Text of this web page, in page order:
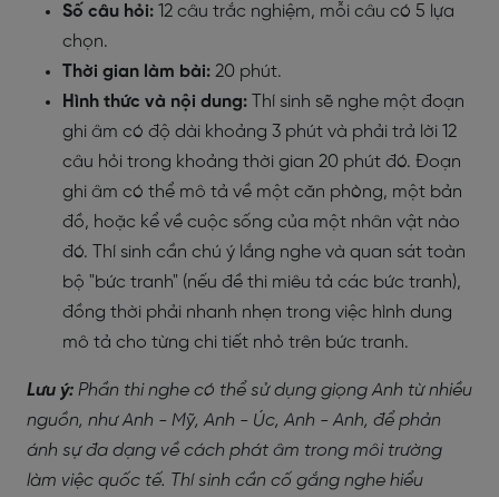
Số câu hỏi: 12 câu trắc nghiệm, mỗi câu có 5 lựa
chọn.
Thời gian làm bài: 20 phút.
Hình thức và nội dung:
Thí sinh sẽ nghe một đoạn
ghi âm có độ dài khoảng 3 phút và phải trả lời 12
câu hỏi trong khoảng thời gian 20 phút đó. Đoạn
ghi âm có thể mô tả về một căn phòng, một bản
đồ, hoặc kể về cuộc sống của một nhân vật nào
đó. Thí sinh cần chú ý lắng nghe và quan sát toàn
bộ "bức tranh" (nếu đề thi miêu tả các bức tranh),
đồng thời phải nhanh nhẹn trong việc hình dung
mô tả cho từng chi tiết nhỏ trên bức tranh.
Lưu ý: Phần thi nghe có thể sử dụng giọng Anh từ nhiều
nguồn, như Anh - Mỹ, Anh - Úc, Anh - Anh, để phản
ánh sự đa dạng về cách phát âm trong môi trường
làm việc quốc tế. Thí sinh cần cố gắng nghe hiểu